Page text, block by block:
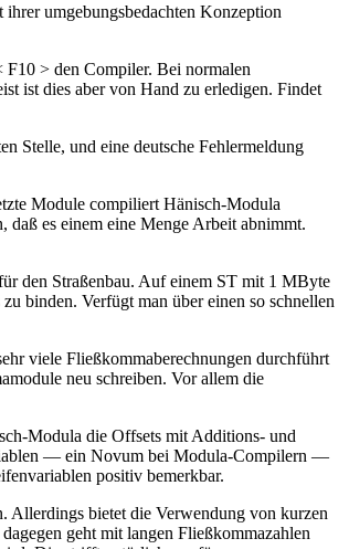
umgebungsbedachten Konzeption
> den Compiler. Bei normalen
ist dies aber von Hand zu erledigen. Findet
Stelle, und eine deutsche Fehlermeldung
Module compiliert Hänisch-Modula
es einem eine Menge Arbeit abnimmt.
den Straßenbau. Auf einem ST mit 1 MByte
binden. Verfügt man über einen so schnellen
viele Fließkommaberechnungen durchführt
neu schreiben. Vor allem die
Modula die Offsets mit Additions- und
— ein Novum bei Modula-Compilern —
positiv bemerkbar.
Allerdings bietet die Verwendung von kurzen
geht mit langen Fließkommazahlen